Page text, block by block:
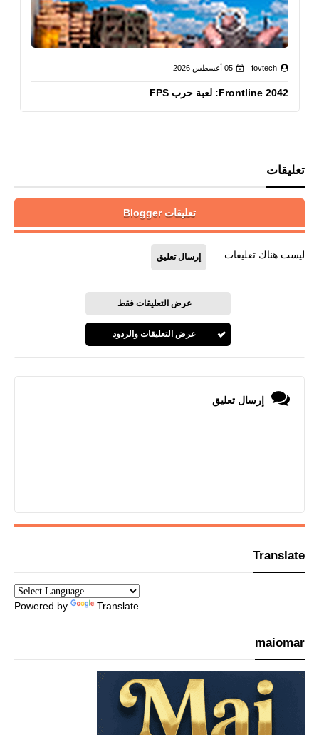
fovtech 05 أغسطس 2026
Frontline 2042: لعبة حرب FPS
تعليقات
تعليقات Blogger
ليست هناك تعليقات إرسال تعليق
عرض التعليقات فقط
عرض التعليقات والردود
إرسال تعليق
Translate
Powered by Translate
maiomar